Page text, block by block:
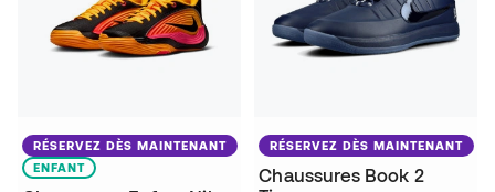
RÉSERVEZ DÈS MAINTENANT
ENFANT
RÉSERVEZ DÈS MAINTENANT
Chaussures Book 2